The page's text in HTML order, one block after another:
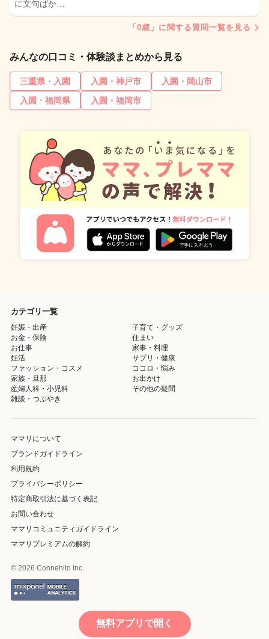
に文句ばか…
「0歳」に関する質問一覧を見る
みんなの口コミ・体験談まとめから見る
三重県・入園 入園・神戸市
入園・岡山市
入園・福岡県
入園・福岡市
カテゴリ一覧
妊娠・出産
子育て・グッズ
お金・保険
住まい
お仕事
家事・料理
妊活
サプリ・健康
ファッション・コスメ
ココロ・悩み
家族・旦那
お出かけ
産婦人科・小児科
その他の疑問
雑談・つぶやき
ママリについて
ブランドガイドライン
利用規約
プライバシーポリシー
特定商取引法に基づく表記
お問い合わせ
ママリコミュニティガイドライン
ママリプレミアムの解約
© 2026 Connehito Inc.
無料アプリで開く